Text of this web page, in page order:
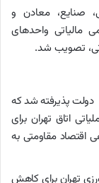
صنایع، معادن و
مالیاتی واحدهای
تصویب شد.
دولت پذیرفته شد که
اتاق تهران برای
مقاومتی به
تهران برای کاهش